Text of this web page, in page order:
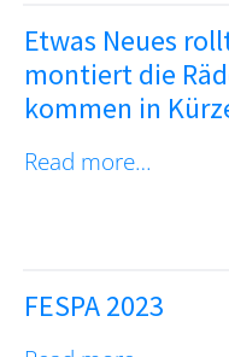
Etwas Neues
montiert die
kommen in
Read more…
FESPA 2023